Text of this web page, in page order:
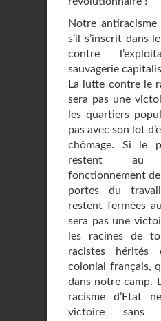
Notre antiracisme
s’il s’inscrit dans
contre
sauvagerie
La lutte contre le
sera pas une
les quartiers
pas avec son lot
chômage. Si le
restent
fonctionnement
portes du
restent fermées
sera pas une
les racines de
racistes hérités
colonial français,
dans notre camp.
racisme d’Etat
victoire sans